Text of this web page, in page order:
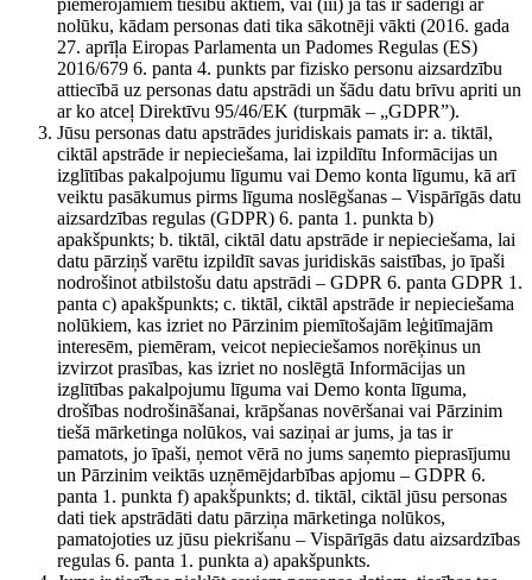
piemērojamiem tiesību aktiem, vai (iii) ja tas ir saderīgi ar
nolūku, kādam personas dati tika sākotnēji vākti (2016. gada
27. aprīļa Eiropas Parlamenta un Padomes Regulas (ES)
2016/679 6. panta 4. punkts par fizisko personu aizsardzību
attiecībā uz personas datu apstrādi un šādu datu brīvu apriti un
ar ko atceļ Direktīvu 95/46/EK (turpmāk – „GDPR”).
Jūsu personas datu apstrādes juridiskais pamats ir: a. tiktāl,
ciktāl apstrāde ir nepieciešama, lai izpildītu Informācijas un
izglītības pakalpojumu līgumu vai Demo konta līgumu, kā arī
veiktu pasākumus pirms līguma noslēgšanas – Vispārīgās datu
aizsardzības regulas (GDPR) 6. panta 1. punkta b)
apakšpunkts; b. tiktāl, ciktāl datu apstrāde ir nepieciešama, lai
datu pārziņš varētu izpildīt savas juridiskās saistības, jo īpaši
nodrošinot atbilstošu datu apstrādi – GDPR 6. panta GDPR 1.
panta c) apakšpunkts; c. tiktāl, ciktāl apstrāde ir nepieciešama
nolūkiem, kas izriet no Pārzinim piemītošajām leģitīmajām
interesēm, piemēram, veicot nepieciešamos norēķinus un
izvirzot prasības, kas izriet no noslēgtā Informācijas un
izglītības pakalpojumu līguma vai Demo konta līguma,
drošības nodrošināšanai, krāpšanas novēršanai vai Pārzinim
tiešā mārketinga nolūkos, vai saziņai ar jums, ja tas ir
pamatots, jo īpaši, ņemot vērā no jums saņemto pieprasījumu
un Pārzinim veiktās uzņēmējdarbības apjomu – GDPR 6.
panta 1. punkta f) apakšpunkts; d. tiktāl, ciktāl jūsu personas
dati tiek apstrādāti datu pārziņa mārketinga nolūkos,
pamatojoties uz jūsu piekrišanu – Vispārīgās datu aizsardzības
regulas 6. panta 1. punkta a) apakšpunkts.